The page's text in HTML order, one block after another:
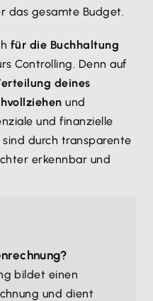
das gesamte Budget.
für die Buchhaltung
Controlling. Denn auf
deines
und
und finanzielle
durch transparente
erkennbar und
bildet einen
und dient